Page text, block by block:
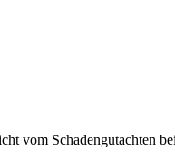
vom Schadengutachten